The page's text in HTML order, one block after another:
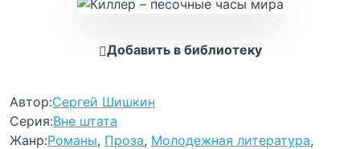
Добавить в библиотеку
Автор:Сергей Шишкин
Серия:Вне штата
Жанр:Романы, Проза, Молодежная литература,